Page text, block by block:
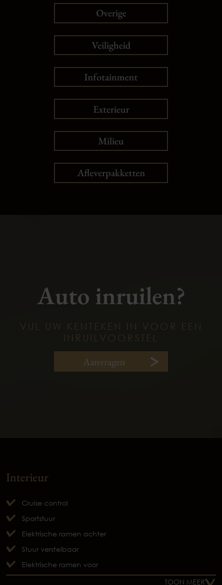
Overige
Veiligheid
Infotainment
Exterieur
Milieu
Afleverpakketten
Auto inruilen?
VUL UW KENTEKEN IN VOOR EEN
INRUILVOORSTEL
Aanvragen
Interieur
Cruise control
Sportstuur
Elektrische ramen achter
Stuur verstelbaar
Elektrische ramen voor
TOON MEER